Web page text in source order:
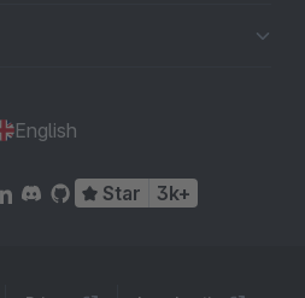
English
Star 3k+